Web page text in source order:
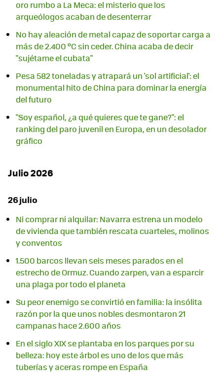
oro rumbo a La Meca: el misterio que los
arqueólogos acaban de desenterrar
No hay aleación de metal capaz de soportar carga a
más de 2.400 ºC sin ceder. China acaba de decir
"sujétame el cubata"
Pesa 582 toneladas y atrapará un 'sol artificial': el
monumental hito de China para dominar la energía
del futuro
"Soy español, ¿a qué quieres que te gane?": el
ranking del paro juvenil en Europa, en un desolador
gráfico
Julio 2026
26 julio
Ni comprar ni alquilar: Navarra estrena un modelo
de vivienda que también rescata cuarteles, molinos
y conventos
1.500 barcos llevan seis meses parados en el
estrecho de Ormuz. Cuando zarpen, van a esparcir
una plaga por todo el planeta
Su peor enemigo se convirtió en familia: la insólita
razón por la que unos nobles desmontaron 21
campanas hace 2.600 años
En el siglo XIX se plantaba en los parques por su
belleza: hoy este árbol es uno de los que más
tuberías y aceras rompe en España